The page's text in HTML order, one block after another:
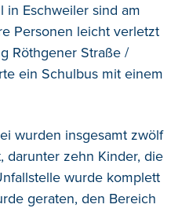
in Eschweiler sind am
Personen leicht verletzt
Röthgener Straße /
ein Schulbus mit einem
wurden insgesamt zwölf
darunter zehn Kinder, die
wurde komplett
geraten, den Bereich